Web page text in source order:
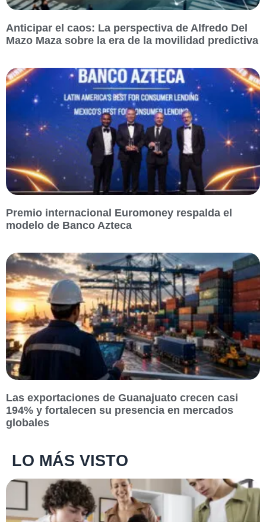
Anticipar el caos: La perspectiva de Alfredo Del
Mazo Maza sobre la era de la movilidad predictiva
Premio internacional Euromoney respalda el
modelo de Banco Azteca
Las exportaciones de Guanajuato crecen casi
194% y fortalecen su presencia en mercados
globales
LO MÁS VISTO